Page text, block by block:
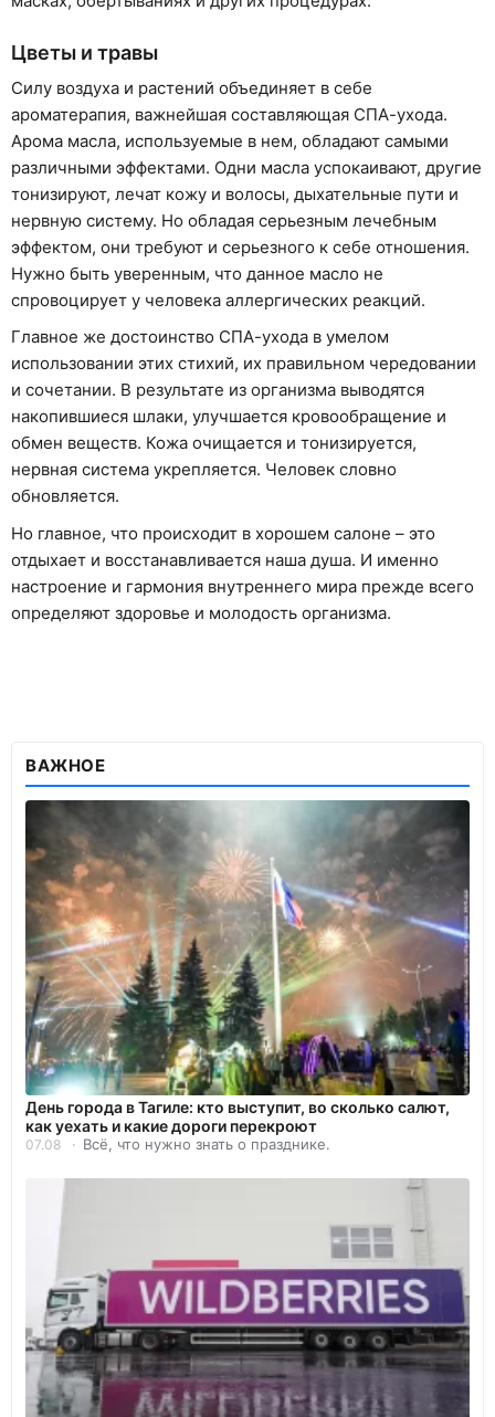
Цветы и травы
Силу воздуха и растений объединяет в себе
ароматерапия, важнейшая составляющая СПА-ухода.
Арома масла, используемые в нем, обладают самыми
различными эффектами. Одни масла успокаивают, другие
тонизируют, лечат кожу и волосы, дыхательные пути и
нервную систему. Но обладая серьезным лечебным
эффектом, они требуют и серьезного к себе отношения.
Нужно быть уверенным, что данное масло не
спровоцирует у человека аллергических реакций.
Главное же достоинство СПА-ухода в умелом
использовании этих стихий, их правильном чередовании
и сочетании. В результате из организма выводятся
накопившиеся шлаки, улучшается кровообращение и
обмен веществ. Кожа очищается и тонизируется,
нервная система укрепляется. Человек словно
обновляется.
Но главное, что происходит в хорошем салоне – это
отдыхает и восстанавливается наша душа. И именно
настроение и гармония внутреннего мира прежде всего
определяют здоровье и молодость организма.
ВАЖНОЕ
День города в Тагиле: кто выступит, во сколько салют,
как уехать и какие дороги перекроют
07.08 Всё, что нужно знать о празднике.